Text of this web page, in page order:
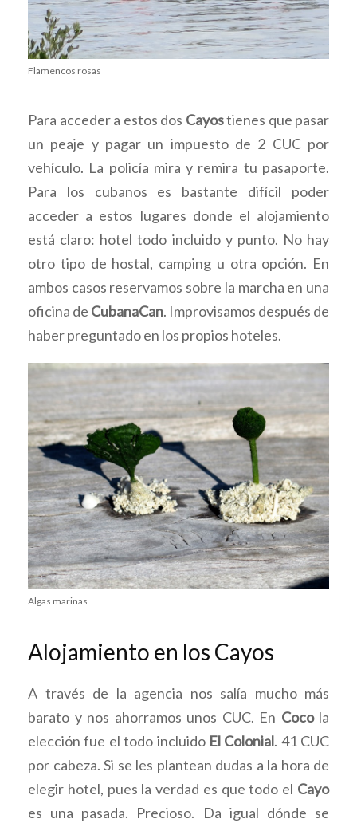
Flamencos rosas
Para acceder a estos dos Cayostienes que pasar
un peaje y pagar un impuesto de 2 CUC por
vehículo. La policía mira y remira tu pasaporte.
Para los cubanos es bastante difícil poder
acceder a estos lugares donde el alojamiento
está claro: hotel todo incluido y punto. No hay
otro tipo de hostal, camping u otra opción. En
ambos casos reservamos sobre la marcha en una
oficina de CubanaCan. Improvisamos después de
haber preguntado en los propios hoteles.
Algas marinas
Alojamiento en los Cayos
A través de la agencia nos salía mucho más
barato y nos ahorramos unos CUC. En Cocola
elección fue el todo incluido El Colonial. 41 CUC
por cabeza. Si se les plantean dudas a la hora de
elegir hotel, pues la verdad es que todo el Cayo
es una pasada. Precioso. Da igual dónde se